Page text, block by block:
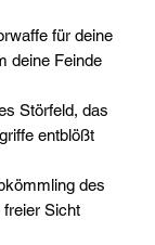
für deine
deine Feinde
Störfeld, das
entblößt
des
Sicht